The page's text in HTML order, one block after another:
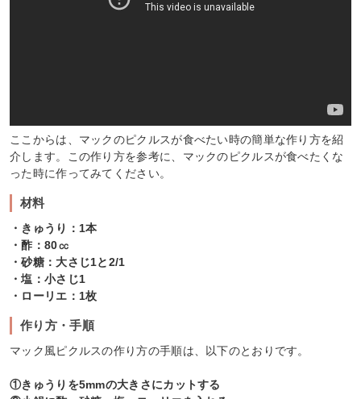
ここからは、マックのピクルスが食べたい時の簡単な作り方を紹
介します。この作り方を参考に、マックのピクルスが食べたくな
った時に作ってみてください。
材料
・きゅうり：1本
・酢：80㏄
・砂糖：大さじ1と2/1
・塩：小さじ1
・ローリエ：1枚
作り方・手順
マック風ピクルスの作り方の手順は、以下のとおりです。
①きゅうりを5mmの大きさにカットする